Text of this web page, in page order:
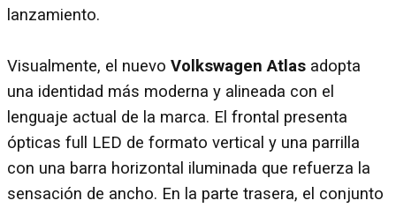
lanzamiento.
Visualmente, el nuevo Volkswagen Atlas adopta
una identidad más moderna y alineada con el
lenguaje actual de la marca. El frontal presenta
ópticas full LED de formato vertical y una parrilla
con una barra horizontal iluminada que refuerza la
sensación de ancho. En la parte trasera, el conjunto